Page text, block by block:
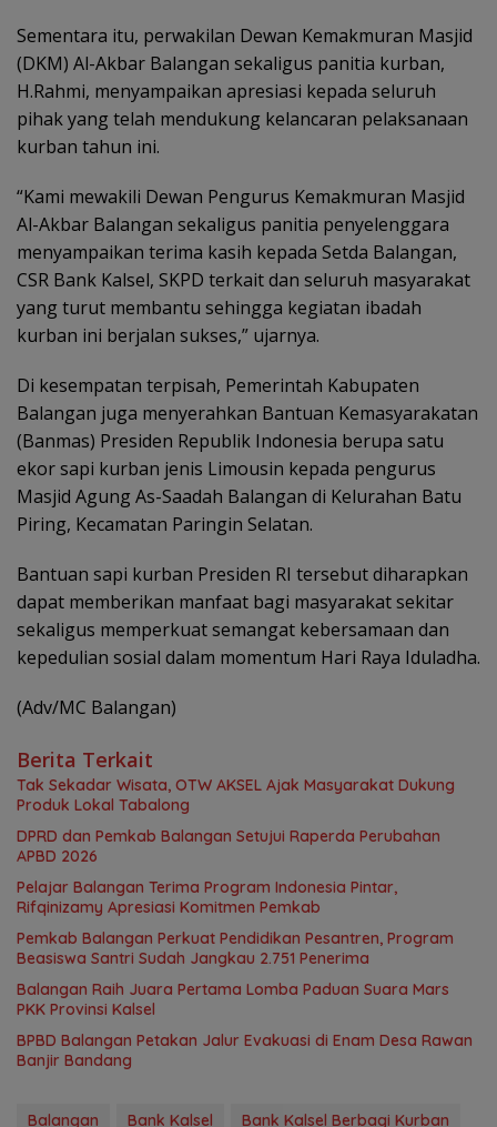
Sementara itu, perwakilan Dewan Kemakmuran Masjid
(DKM) Al-Akbar Balangan sekaligus panitia kurban,
H.Rahmi, menyampaikan apresiasi kepada seluruh
pihak yang telah mendukung kelancaran pelaksanaan
kurban tahun ini.
“Kami mewakili Dewan Pengurus Kemakmuran Masjid
Al-Akbar Balangan sekaligus panitia penyelenggara
menyampaikan terima kasih kepada Setda Balangan,
CSR Bank Kalsel, SKPD terkait dan seluruh masyarakat
yang turut membantu sehingga kegiatan ibadah
kurban ini berjalan sukses,” ujarnya.
Di kesempatan terpisah, Pemerintah Kabupaten
Balangan juga menyerahkan Bantuan Kemasyarakatan
(Banmas) Presiden Republik Indonesia berupa satu
ekor sapi kurban jenis Limousin kepada pengurus
Masjid Agung As-Saadah Balangan di Kelurahan Batu
Piring, Kecamatan Paringin Selatan.
Bantuan sapi kurban Presiden RI tersebut diharapkan
dapat memberikan manfaat bagi masyarakat sekitar
sekaligus memperkuat semangat kebersamaan dan
kepedulian sosial dalam momentum Hari Raya Iduladha.
(Adv/MC Balangan)
Berita Terkait
Tak Sekadar Wisata, OTW AKSEL Ajak Masyarakat Dukung
Produk Lokal Tabalong
DPRD dan Pemkab Balangan Setujui Raperda Perubahan
APBD 2026
Pelajar Balangan Terima Program Indonesia Pintar,
Rifqinizamy Apresiasi Komitmen Pemkab
Pemkab Balangan Perkuat Pendidikan Pesantren, Program
Beasiswa Santri Sudah Jangkau 2.751 Penerima
Balangan Raih Juara Pertama Lomba Paduan Suara Mars
PKK Provinsi Kalsel
BPBD Balangan Petakan Jalur Evakuasi di Enam Desa Rawan
Banjir Bandang
Balangan Bank Kalsel Bank Kalsel Berbagi Kurban